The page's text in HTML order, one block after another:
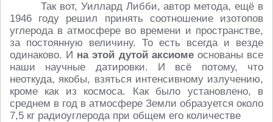
Так вот, Уиллард Либби, автор метода, ещё в
1946 году решил принять соотношение изотопов
углерода в атмосфере во времени и пространстве,
за постоянную величину. То есть всегда и везде
одинаково. И на этой дутой аксиомеоснованы все
наши научные датировки. И всё потому, что
неоткуда, якобы, взяться интенсивному излучению,
кроме как из космоса. Как было установлено, в
среднем в год в атмосфере Земли образуется около
7,5 кг радиоуглерода при общем его количестве